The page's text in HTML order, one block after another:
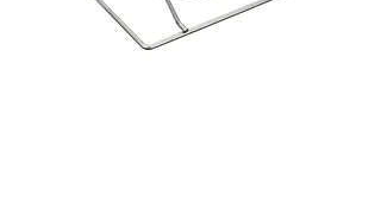
ค้าที่คุณกำลังเลือกซื้อนั้น มีการรับ
ประกันสินค้าจากตัวแทนจำหน่าย